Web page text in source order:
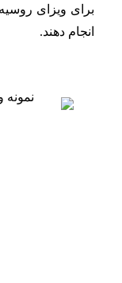
برای ویزای
انجام دهند.